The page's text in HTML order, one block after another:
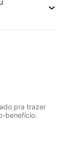
pra trazer
benefício.